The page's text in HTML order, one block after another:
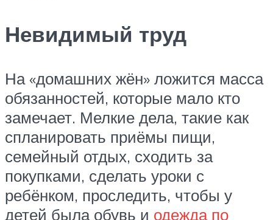
Невидимый труд
На «домашних жён» ложится масса
обязанностей, которые мало кто
замечает. Мелкие дела, такие как
спланировать приёмы пищи,
семейный отдых, сходить за
покупками, сделать уроки с
ребёнком, проследить, чтобы у
детей была обувь и одежда по